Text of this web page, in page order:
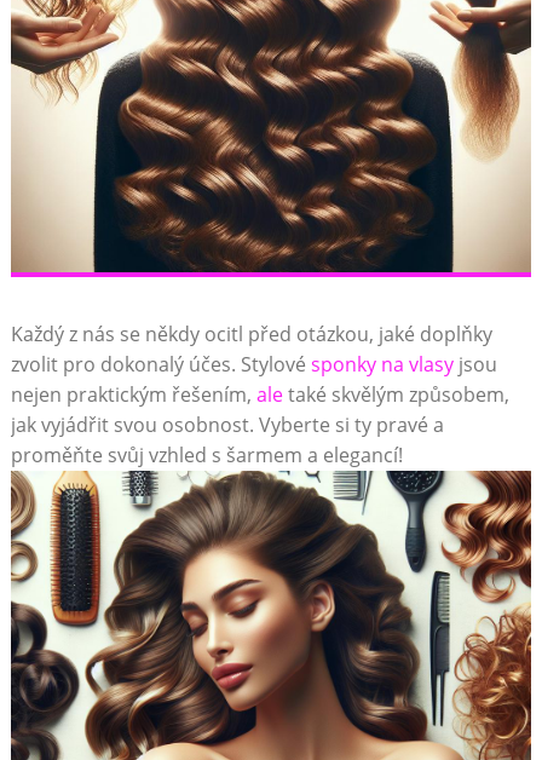
Každý z⁤ nás se někdy ocitl⁤ před ⁢otázkou, jaké doplňky
⁣zvolit pro dokonalý účes. Stylové‌ sponky na vlasy​jsou
nejen praktickým řešením, aletaké skvělým způsobem,
jak vyjádřit svou ‍osobnost. Vyberte si ty pravé ⁣a
proměňte svůj vzhled s šarmem a elegancí!